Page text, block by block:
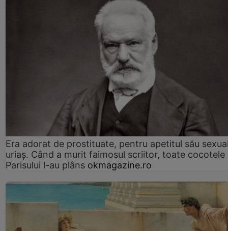
Era adorat de prostituate, pentru apetitul său
uriaș. Când a murit faimosul scriitor, toate cocotele
Parisului l-au plâns okmagazine.ro